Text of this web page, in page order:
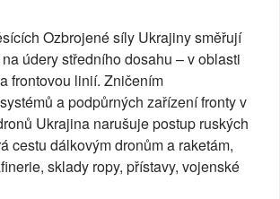
Ozbrojené síly Ukrajiny směřují
údery středního dosahu – v oblasti
frontovou linií. Zničením
a podpůrných zařízení fronty v
Ukrajina narušuje postup ruských
cestu dálkovým dronům a raketám,
sklady ropy, přístavy, vojenské